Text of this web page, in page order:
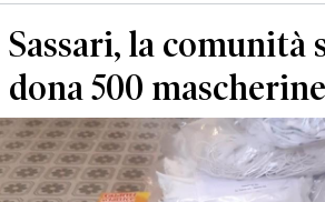
Sassari, la comunità
dona 500 mascherine